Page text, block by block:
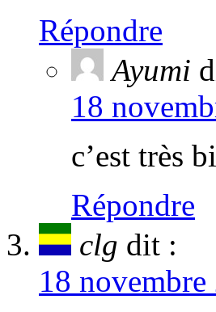
Répondre
Ayumi
18
c’est très
Répondre
clg dit :
18